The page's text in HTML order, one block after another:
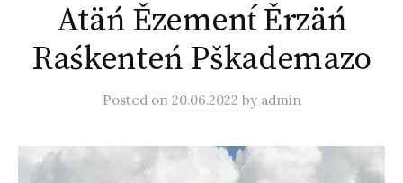
Atäń Ězement́ Ěrzäń
Raśkenteń Pškademazo
Posted on 20.06.2022 by admin